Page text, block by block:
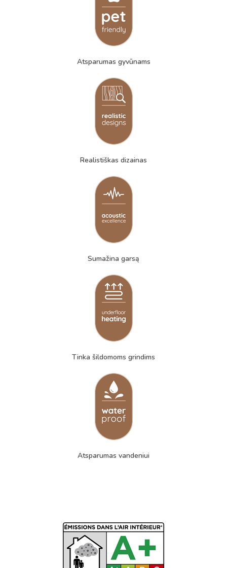
Atsparumas gyvūnams
Realistiškas dizainas
Sumažina garsą
Tinka šildomoms grindims
Atsparumas vandeniui